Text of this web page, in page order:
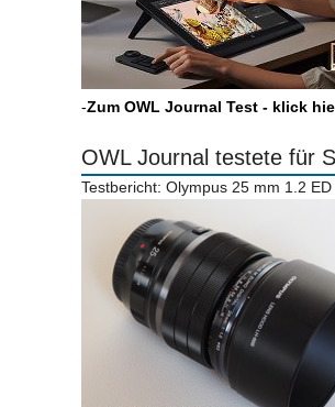
-Zum OWL Journal Test - klick
OWL Journal testete für
Testbericht: Olympus 25 mm 1.2 ED